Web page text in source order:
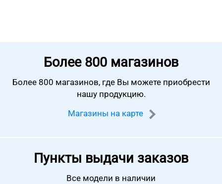
Более 800 магазинов
Более 800 магазинов, где Вы можете приобрести
нашу продукцию.
Магазины на карте
Пункты выдачи заказов
Все модели в наличии